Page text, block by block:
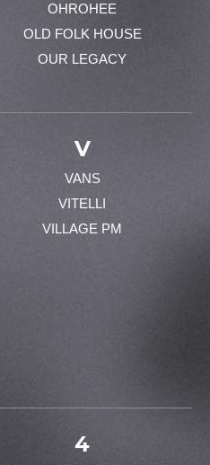
OHROHEE
OLD FOLK HOUSE
OUR LEGACY
V
VANS
VITELLI
VILLAGE PM
4